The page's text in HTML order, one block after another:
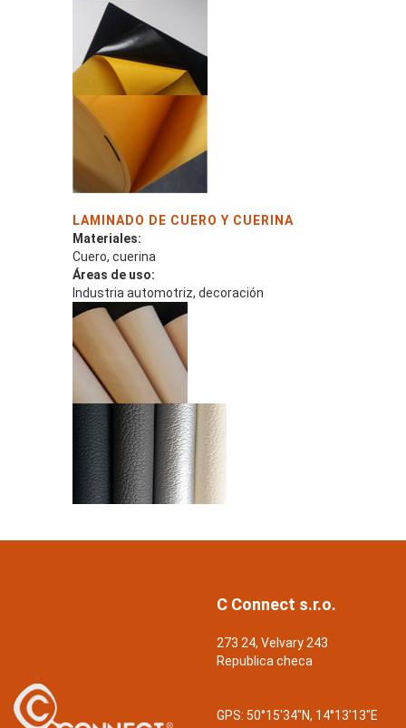
LAMINADO DE CUERO Y CUERINA
Materiales:
Cuero, cuerina
Áreas de uso:
Industria automotriz, decoración
C Connect s.r.o.
273 24, Velvary 243
Republica checa
GPS: 50°15'34"N, 14°13'13"E